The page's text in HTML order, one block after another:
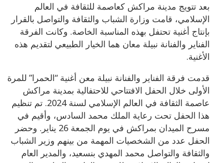
بعد تتويج مدينة مراكش كعاصمة للثقافة في العالم
الإسلامي، قامت وزارة الشباب والثقافة والتواصل بالقرار
بإنتاج أغنية تحتفل بهذه المناسبة الخاصة. وكانت الفرقة
الفناير والفنانة نبيلة معان هما الخيار الطبيعي لتقديم هذه
الأغنية.
قدمت فرقة الفناير والفنانة نبيلة معن أغنية “الحمرا” للمرة
الأولى خلال الحفل الافتتاحي للاحتفالية بمدينة مراكش
عاصمة الثقافة في العالم الإسلامي لسنة 2024. تم تنظيم
هذا الحفل تحت رعاية الملك محمد السادس، وأقيم في
مسرح الميدان بمراكش في يوم الجمعة 26 يناير. وحضر
الحفل عدد من الشخصيات المهمة من بينهم وزير الشباب
والثقافة والتواصل محمد المهدي بنسعيد، والمدير العام